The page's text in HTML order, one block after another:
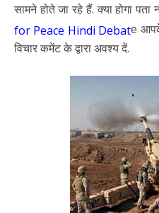
सामने होते जा रहे हैं. क्या होगा
for Peace Hindi Debate
विचार कमेंट के द्वारा अवश्य दें.